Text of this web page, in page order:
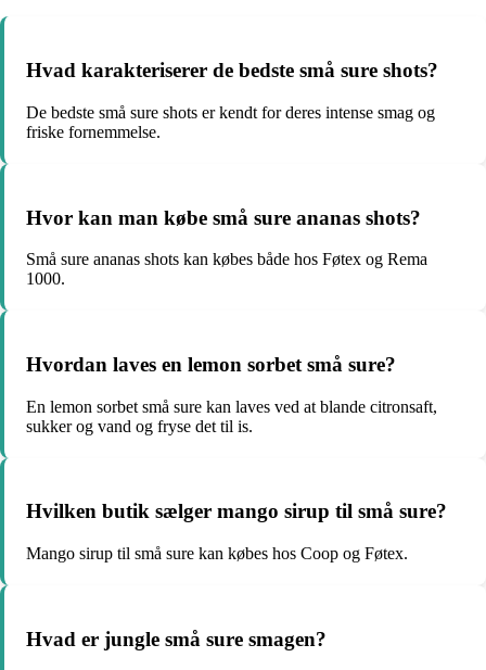
Hvad karakteriserer de bedste små sure shots?
De bedste små sure shots er kendt for deres intense smag og
friske fornemmelse.
Hvor kan man købe små sure ananas shots?
Små sure ananas shots kan købes både hos Føtex og Rema
1000.
Hvordan laves en lemon sorbet små sure?
En lemon sorbet små sure kan laves ved at blande citronsaft,
sukker og vand og fryse det til is.
Hvilken butik sælger mango sirup til små sure?
Mango sirup til små sure kan købes hos Coop og Føtex.
Hvad er jungle små sure smagen?